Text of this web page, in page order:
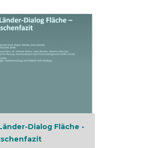
Dialog Fläche -